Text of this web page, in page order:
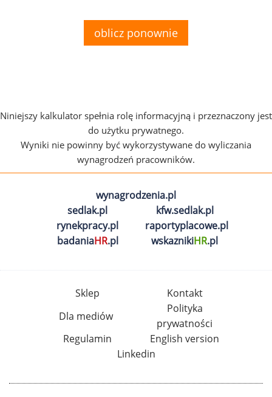
oblicz ponownie
Niniejszy kalkulator spełnia rolę informacyjną i przeznaczony jest
do użytku prywatnego.
Wyniki nie powinny być wykorzystywane do wyliczania
wynagrodzeń pracowników.
wynagrodzenia.pl
sedlak.pl
kfw.sedlak.pl
rynekpracy.pl
raportyplacowe.pl
badaniaHR.pl wskaznikiHR.pl
Sklep
Kontakt
Dla mediów
Polityka
prywatności
Regulamin
English version
Linkedin